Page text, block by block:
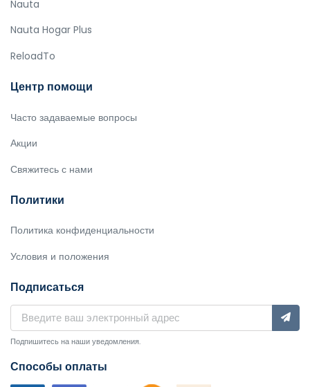
Nauta
Nauta Hogar Plus
ReloadTo
Центр помощи
Часто задаваемые вопросы
Акции
Свяжитесь с нами
Политики
Политика конфиденциальности
Условия и положения
Подписаться
Подпишитесь на наши уведомления.
Способы оплаты